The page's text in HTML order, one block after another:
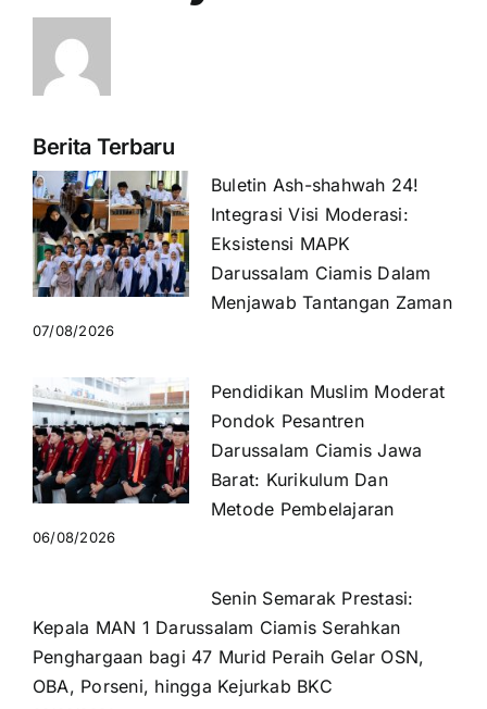
Berita Terbaru
Buletin Ash-shahwah 24!
Integrasi Visi Moderasi:
Eksistensi MAPK
Darussalam Ciamis Dalam
Menjawab Tantangan Zaman
07/08/2026
Pendidikan Muslim Moderat
Pondok Pesantren
Darussalam Ciamis Jawa
Barat: Kurikulum Dan
Metode Pembelajaran
06/08/2026
Senin Semarak Prestasi:
Kepala MAN 1 Darussalam Ciamis Serahkan
Penghargaan bagi 47 Murid Peraih Gelar OSN,
OBA, Porseni, hingga Kejurkab BKC